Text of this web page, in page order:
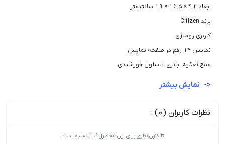
ابعاد 4.2 × 16.5 × 19 سانتیمتر
برند Citizen
کاربری رومیزی
نمایش 14 رقم در صفحه نمایش
منبع تغذیه: باتری + سلول خورشیدی
نظرات کاربران (0) :
تا کنون نظری برای این محصول ثبت نشده است.